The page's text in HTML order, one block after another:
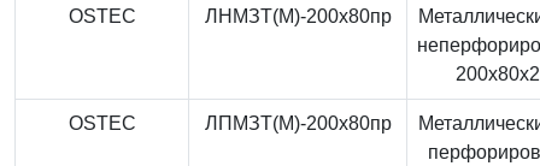
OSTEC ЛНМЗТ(М)-200x80пр
OSTEC ЛПМЗТ(М)-200x80пр